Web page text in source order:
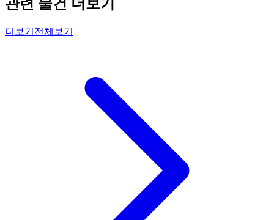
관련 물건 더보기
더보기 전체보기